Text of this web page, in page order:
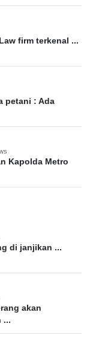
firm terkenal ...
petani : Ada
Kapolda Metro
di janjikan ...
akan
...